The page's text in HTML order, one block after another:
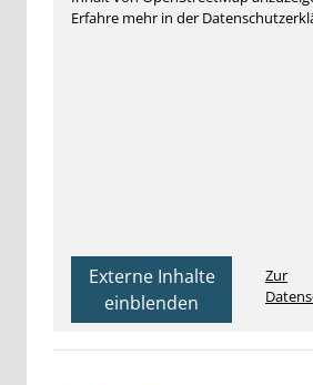
Erfahre mehr in der
Externe Inhalte
einblenden
Zur